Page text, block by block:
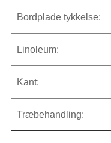
Bordplade tykkelse:
Linoleum:
Kant:
Træbehandling: